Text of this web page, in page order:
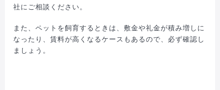
社にご相談ください。
また、ペットを飼育するときは、敷金や礼金が積み増しに
なったり、賃料が高くなるケースもあるので、必ず確認し
ましょう。